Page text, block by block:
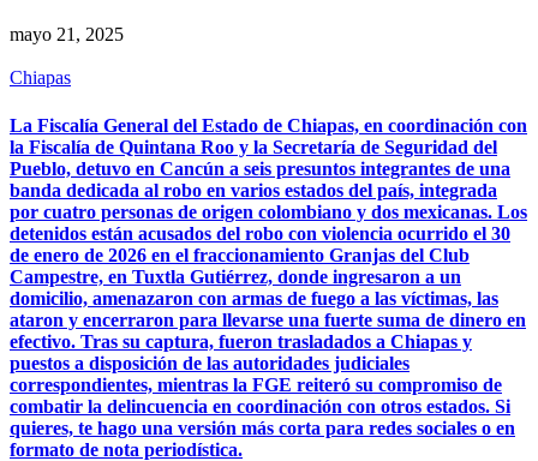
mayo 21, 2025
Chiapas
La Fiscalía General del Estado de Chiapas, en coordinación con
la Fiscalía de Quintana Roo y la Secretaría de Seguridad del
Pueblo, detuvo en Cancún a seis presuntos integrantes de una
banda dedicada al robo en varios estados del país, integrada
por cuatro personas de origen colombiano y dos mexicanas. Los
detenidos están acusados del robo con violencia ocurrido el 30
de enero de 2026 en el fraccionamiento Granjas del Club
Campestre, en Tuxtla Gutiérrez, donde ingresaron a un
domicilio, amenazaron con armas de fuego a las víctimas, las
ataron y encerraron para llevarse una fuerte suma de dinero en
efectivo. Tras su captura, fueron trasladados a Chiapas y
puestos a disposición de las autoridades judiciales
correspondientes, mientras la FGE reiteró su compromiso de
combatir la delincuencia en coordinación con otros estados. Si
quieres, te hago una versión más corta para redes sociales o en
formato de nota periodística.